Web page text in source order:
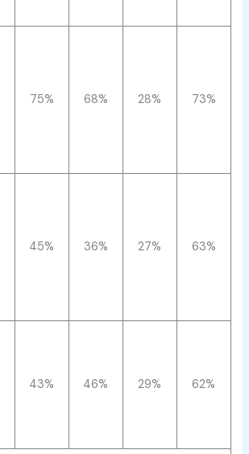
75% 68% 28% 73%
45% 36% 27% 63%
43% 46% 29% 62%